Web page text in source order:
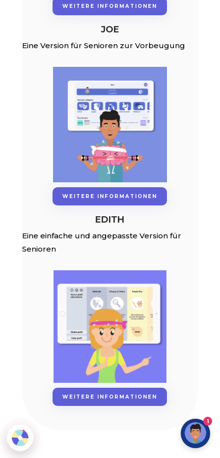
WEITERE INFORMATIONEN
JOE
Eine Version für Senioren zur Vorbeugung
WEITERE INFORMATIONEN
EDITH
Eine einfache und angepasste Version für
Senioren
WEITERE INFORMATIONEN
1